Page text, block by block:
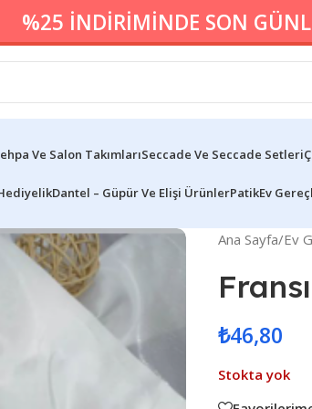
%25 İNDİRİMİNDE SON
Ve Salon TakımlarıSeccade Ve Seccade Setleri
Dantel – Güpür Ve Elişi ÜrünlerPatikEv
Ana Sayfa/Ev
₺46,80
Stokta yok